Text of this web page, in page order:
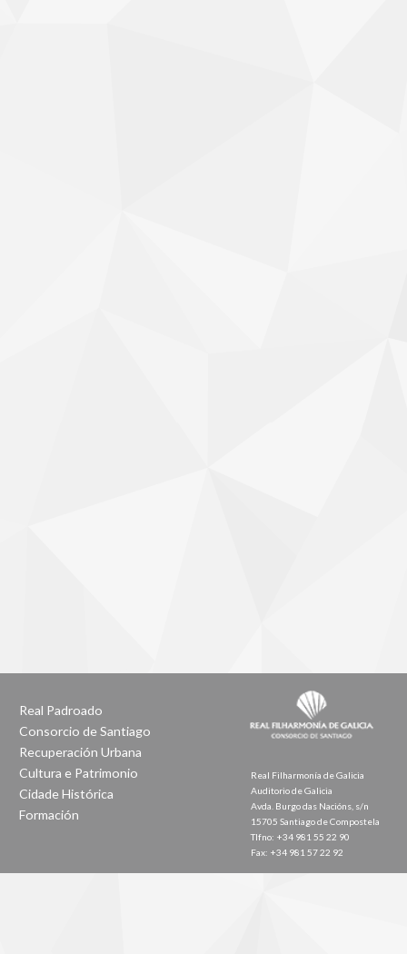
Real Padroado
Consorcio de Santiago
Recuperación Urbana
Cultura e Patrimonio
Cidade Histórica
Formación
Real Filharmonía de Galicia
Auditorio de Galicia
Avda. Burgo das Nacións, s/n
15705 Santiago de Compostela
Tlfno: +34 981 55 22 90
Fax: +34 981 57 22 92